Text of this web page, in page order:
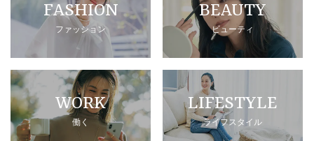
FASHION
ファッション
BEAUTY
ビューティ
WORK
働く
LIFESTYLE
ライフスタイル